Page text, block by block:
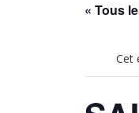
« Tous
Cet